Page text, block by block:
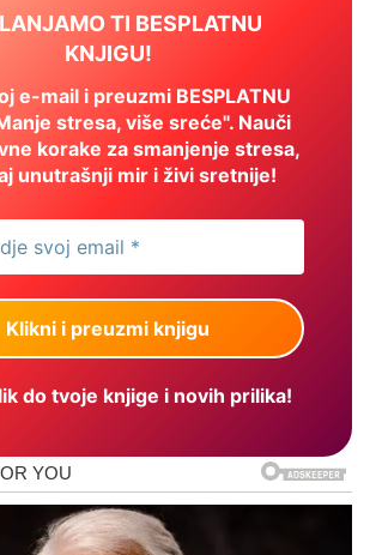
TI BESPLATNU
KNJIGU!
e-mail i preuzmi BESPLATNU
stresa, više sreće". Nauči
korake za smanjenje stresa,
unutrašnji mir i živi sretnije!
do tvoje knjige i novih prilika!